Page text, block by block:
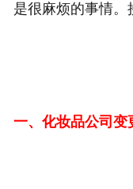
是很麻烦的事情。
一、化妆品公司变